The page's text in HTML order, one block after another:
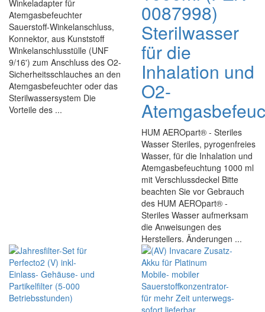
Winkeladapter für
Atemgasbefeuchter
Sauerstoff-Winkelanschluss,
Konnektor, aus Kunststoff
Winkelanschlusstülle (UNF
9/16') zum Anschluss des O2-
Sicherheitsschlauches an den
Atemgasbefeuchter oder das
Sterilwassersystem Die
Vorteile des ...
0087998)
Sterilwasser
für die
Inhalation und
O2-
HUM AEROpart® - Steriles
Wasser Steriles, pyrogenfreies
Wasser, für die Inhalation und
Atemgasbefeuchtung 1000 ml
mit Verschlussdeckel Bitte
beachten Sie vor Gebrauch
des HUM AEROpart® -
Steriles Wasser aufmerksam
die Anweisungen des
Herstellers. Änderungen ...